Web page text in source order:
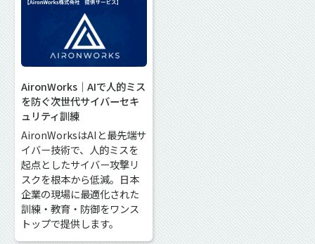
AironWorks｜AIで人的ミス
を防ぐ次世代サイバーセキ
ュリティ訓練
AironWorksはAIと最先端サ
イバー技術で、人的ミスを
起点としたサイバー攻撃リ
スクを根本から低減。日本
企業の現場に最適化された
訓練・教育・防御をワンス
トップで提供します。